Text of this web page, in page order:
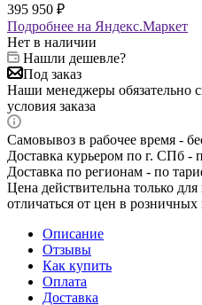
395 950 ₽
Подробнее на Яндекс.Маркет
Нет в наличии
Нашли дешевле?
Под заказ
Наши менеджеры обязательно
условия заказа
Самовывоз в рабочее время -
Доставка курьером по г. СПб -
Доставка по регионам - по
Цена действительна только
отличаться от цен в розничных
Описание
Отзывы
Как купить
Оплата
Доставка